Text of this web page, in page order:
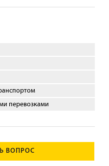
перевозками
ВОПРОС